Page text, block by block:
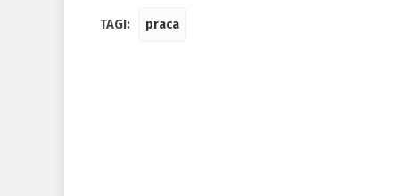
TAGI: praca